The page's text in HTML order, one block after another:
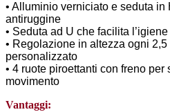
• Alluminio verniciato e seduta
antiruggine
• Seduta ad U che facilita
• Regolazione in altezza ogni
personalizzato
• 4 ruote piroettanti con freno
movimento
Vantaggi: